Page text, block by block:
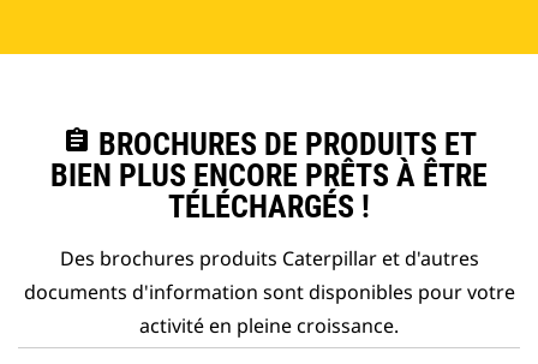
assignment BROCHURES DE PRODUITS ET
BIEN PLUS ENCORE PRÊTS À ÊTRE
TÉLÉCHARGÉS !
Des brochures produits Caterpillar et d'autres
documents d'information sont disponibles pour votre
activité en pleine croissance.